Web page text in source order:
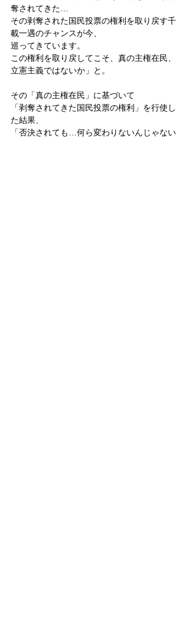
奪されてきた…
その剥奪された国民投票の権利を取り戻す千
載一遇のチャンスが今、
巡ってきています。
この権利を取り戻してこそ、真の主権在民、
立憲主義ではないか」と。
その「真の主権在民」に基づいて
「剥奪されてきた国民投票の権利」を行使し
た結果、
「否決されても…何ら変わりないんじゃない